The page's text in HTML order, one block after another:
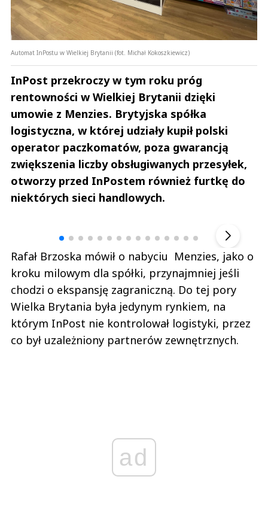
Automat InPostu w Wielkiej Brytanii (fot. Michał Kokoszkiewicz)
InPost przekroczy w tym roku próg
rentowności w Wielkiej Brytanii dzięki
umowie z Menzies. Brytyjska spółka
logistyczna, w której udziały kupił polski
operator paczkomatów, poza gwarancją
zwiększenia liczby obsługiwanych przesyłek,
otworzy przed InPostem również furtkę do
niektórych sieci handlowych.
Rafał Brzoska mówił o nabyciu Menzies, jako o
kroku milowym dla spółki, przynajmniej jeśli
chodzi o ekspansję zagraniczną. Do tej pory
Wielka Brytania była jedynym rynkiem, na
którym InPost nie kontrolował logistyki, przez
co był uzależniony partnerów zewnętrznych.
ad